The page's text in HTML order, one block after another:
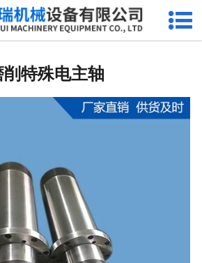
网站首页
厂区环境
削特殊电主轴